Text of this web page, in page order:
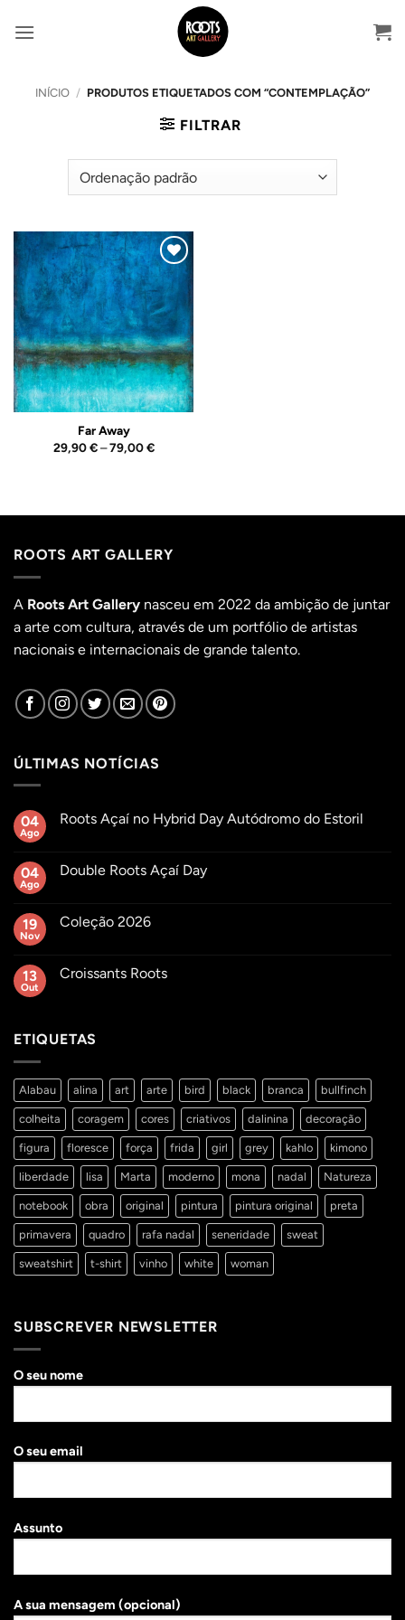
INÍCIO / PRODUTOS ETIQUETADOS COM “CONTEMPLAÇÃO”
FILTRAR
Adicionar
ao
Wishlist
Far Away
29,90€ – 79,00€Price
ROOTS ART GALLERY
A Roots Art Gallery nasceu em 2022 da ambição de juntar
a arte com cultura, através de um portfólio de artistas
nacionais e internacionais de grande talento.
ÚLTIMAS NOTÍCIAS
04
Ago
Roots Açaí no Hybrid Day Autódromo do Estoril
Roots
Day
Autódromo
04
Ago
Double Roots Açaí Day
Double
19
Nov
Coleção 2026
Coleção
13
Out
Croissants Roots
Roots
ETIQUETAS
Alabau alina art arte bird black branca bullfinch
colheita coragem cores criativos dalinina decoração
figura floresce força frida girl grey kahlo kimono
liberdade lisa Marta moderno mona nadal Natureza
notebook obra original pintura pintura original preta
primavera quadro rafa nadal seneridade sweat
sweatshirt t-shirt vinho white woman
SUBSCREVER NEWSLETTER
O seu nome
O seu email
Assunto
A sua mensagem (opcional)